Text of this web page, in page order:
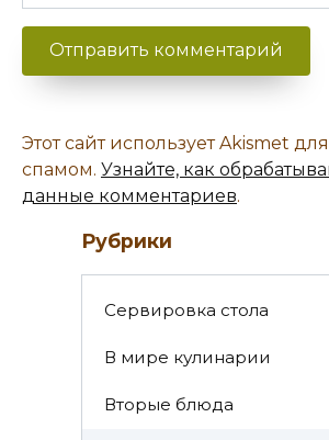
Этот сайт использует Akismet
спамом. Узнайте, как
данные комментариев.
Рубрики
Cервировка стола
В мире кулинарии
Вторые блюда